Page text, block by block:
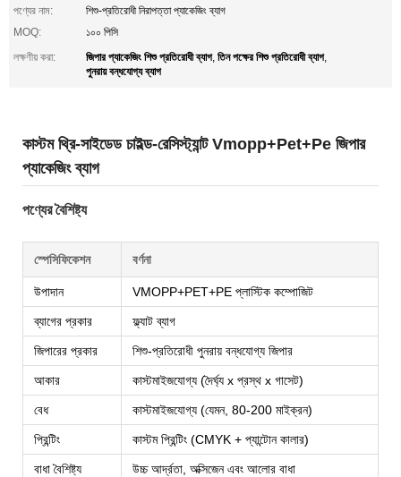
পণ্যের নাম:
শিশু-প্রতিরোধী নিরাপত্তা প্যাকেজিং ব্যাগ
MOQ:
১০০ পিসি
লক্ষণীয় করা:
জিপার প্যাকেজিং শিশু প্রতিরোধী ব্যাগ, তিন পক্ষের শিশু প্রতিরোধী ব্যাগ,
পুনরায় বন্ধযোগ্য ব্যাগ
কাস্টম থ্রি-সাইডেড চাইল্ড-রেসিস্ট্যান্ট Vmopp+Pet+Pe জিপার
প্যাকেজিং ব্যাগ
পণ্যের বৈশিষ্ট্য
স্পেসিফিকেশন বর্ণনা
উপাদান VMOPP+PET+PE প্লাস্টিক কম্পোজিট
ব্যাগের প্রকার ফ্ল্যাট ব্যাগ
জিপারের প্রকার শিশু-প্রতিরোধী পুনরায় বন্ধযোগ্য জিপার
আকার কাস্টমাইজযোগ্য (দৈর্ঘ্য x প্রস্থ x গাসেট)
বেধ কাস্টমাইজযোগ্য (যেমন, 80-200 মাইক্রন)
প্রিন্টিং কাস্টম প্রিন্টিং (CMYK + প্যান্টোন কালার)
বাধা বৈশিষ্ট্য উচ্চ আর্দ্রতা, অক্সিজেন এবং আলোর বাধা